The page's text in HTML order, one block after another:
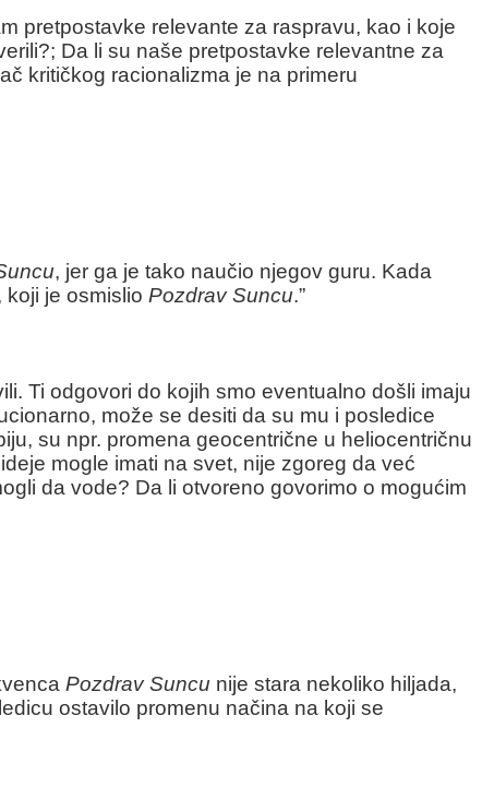
pretpostavke relevante za raspravu, kao i koje
Da li su naše pretpostavke relevantne za
kritičkog racionalizma je na primeru
, jer ga je tako naučio njegov guru. Kada
je osmislio Pozdrav Suncu.”
Ti odgovori do kojih smo eventualno došli imaju
može se desiti da su mu i posledice
su npr. promena geocentrične u heliocentričnu
mogle imati na svet, nije zgoreg da već
da vode? Da li otvoreno govorimo o mogućim
Pozdrav Suncu nije stara nekoliko hiljada,
ostavilo promenu načina na koji se